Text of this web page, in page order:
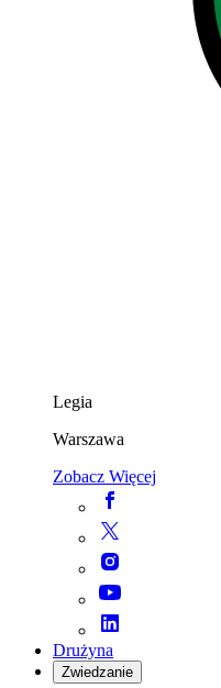
Legia
Warszawa
Zobacz Więcej
Drużyna
Zwiedzanie